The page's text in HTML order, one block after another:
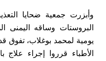
وأبزرت جمعية ضحايا
البروستات وساقه اليمنى
يومية لمحمد بوغلاب، تفوق
الأطباء قرروا إجراء علاج